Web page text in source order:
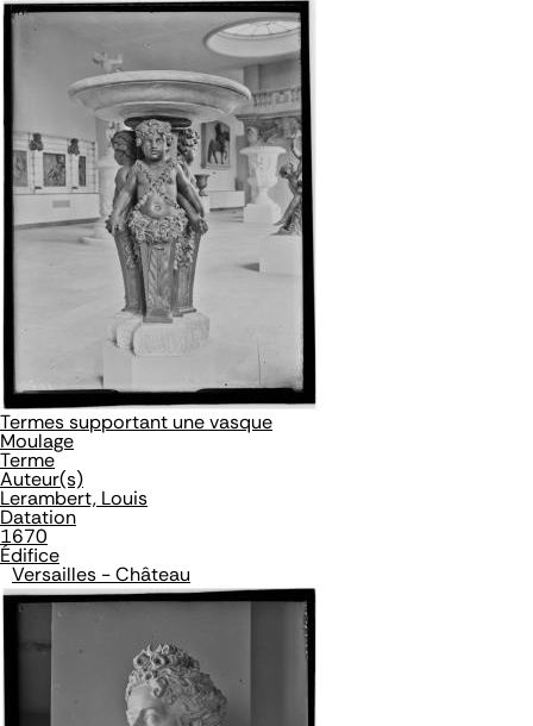
Termes supportant une vasque
Moulage
Terme
Auteur(s)
Lerambert, Louis
Datation
1670
Édifice
Versailles - Château